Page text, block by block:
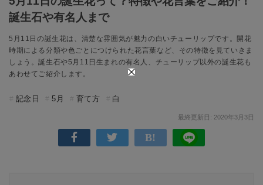
誕生石や有名人まで
5月11日の誕生花は、清楚な雰囲気が魅力の白いチューリップです。開花
時期による分類や色ごとにつけられた花言葉など、その特徴を見ていきま
しょう。誕生石や5月11日生まれの有名人、チューリップ以外の誕生花も
あわせてご紹介します。
記念日 5月 育て方 白
最終更新日: 2020年3月3日